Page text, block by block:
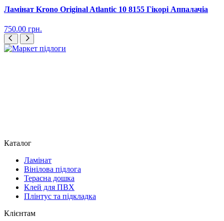
Ламінат Krono Original Atlantic 10 8155 Гікорі Аппалачіа
750.00 грн.
Каталог
Ламінат
Вінілова підлога
Терасна дошка
Клей для ПВХ
Плінтус та підкладка
Клієнтам